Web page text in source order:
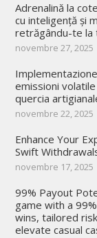
Adrenalină la
cu inteligență și
retrăgându-te la
novembre 27, 2025
emissioni
quercia
novembre 22, 2025
Enhance Your
Swift
novembre 17, 2025
99% Payout
game with a
wins, tailored
elevate casual